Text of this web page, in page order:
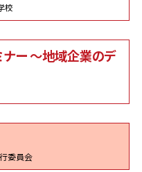
校
ナー 〜地域企業のデ
委員会